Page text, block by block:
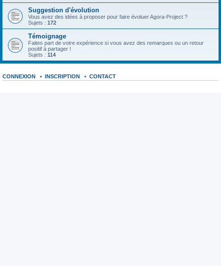
Suggestion d'évolution
Vous avez des idées à proposer pour faire évoluer Agora-Project ?
Sujets : 172
Témoignage
Faites part de votre expérience si vous avez des remarques ou un retour
positif à partager !
Sujets : 114
CONNEXION • INSCRIPTION • CONTACT